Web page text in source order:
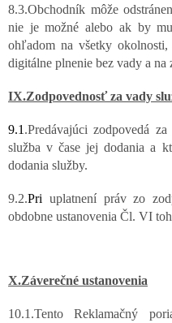
8.3.Obchodník môže
nie je možné alebo ak by
ohľadom na všetky
digitálne plnenie bez vady a na
IX.Zodpovednosť za vady
9.1 .Predávajúci zodpovedá
služba v čase jej dodania a
dodania služby.
9.2.Pri uplatnení práv zo
obdobne ustanovenia Čl. VI
X.Záverečné ustanovenia
10.1.Tento Reklamačný